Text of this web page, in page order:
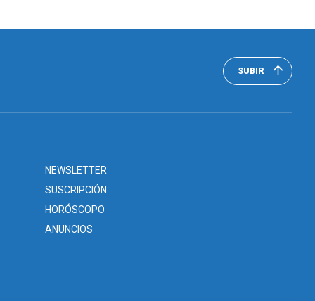
SUBIR
NEWSLETTER
SUSCRIPCIÓN
HORÓSCOPO
ANUNCIOS